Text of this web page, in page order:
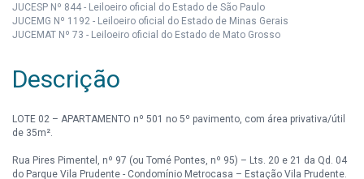
JUCESP Nº 844 - Leiloeiro oficial do Estado de São Paulo
JUCEMG Nº 1192 - Leiloeiro oficial do Estado de Minas Gerais
JUCEMAT Nº 73 - Leiloeiro oficial do Estado de Mato Grosso
Descrição
LOTE 02 – APARTAMENTO nº 501 no 5º pavimento, com área privativa/útil
de 35m².
Rua Pires Pimentel, nº 97 (ou Tomé Pontes, nº 95) – Lts. 20 e 21 da Qd. 04
do Parque Vila Prudente - Condomínio Metrocasa – Estação Vila Prudente.